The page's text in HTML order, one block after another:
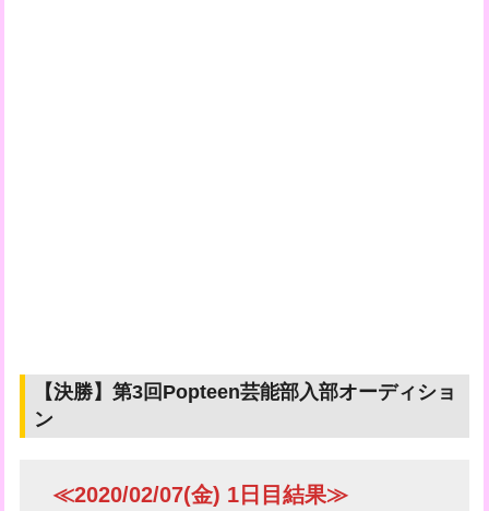
【決勝】第3回Popteen芸能部入部オーディショ
ン
≪2020/02/07(金) 1日目結果≫